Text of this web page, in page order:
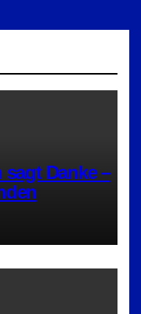
Danke –